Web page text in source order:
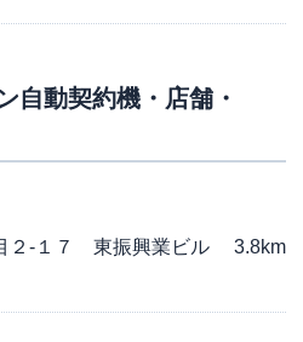
自動契約機・店舗・
２-１７ 東振興業ビル
3.8km